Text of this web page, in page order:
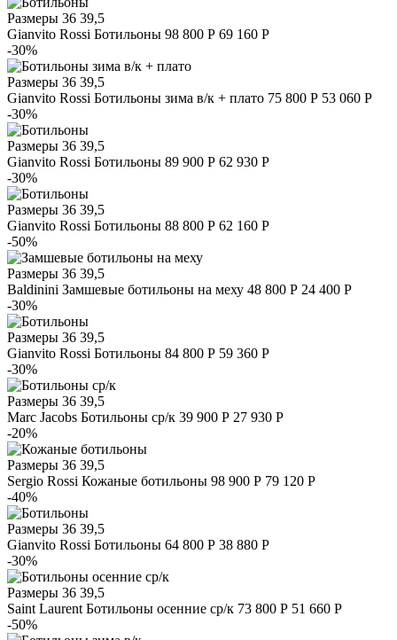
Размеры 36 39,5
Gianvito Rossi Ботильоны 98 800 Р 69 160 Р
-30%
Размеры 36 39,5
Gianvito Rossi Ботильоны зима в/к + плато 75 800 Р 53 060 Р
-30%
Размеры 36 39,5
Gianvito Rossi Ботильоны 89 900 Р 62 930 Р
-30%
Размеры 36 39,5
Gianvito Rossi Ботильоны 88 800 Р 62 160 Р
-50%
Размеры 36 39,5
Baldinini Замшевые ботильоны на меху 48 800 Р 24 400 Р
-30%
Размеры 36 39,5
Gianvito Rossi Ботильоны 84 800 Р 59 360 Р
-30%
Размеры 36 39,5
Marc Jacobs Ботильоны ср/к 39 900 Р 27 930 Р
-20%
Размеры 36 39,5
Sergio Rossi Кожаные ботильоны 98 900 Р 79 120 Р
-40%
Размеры 36 39,5
Gianvito Rossi Ботильоны 64 800 Р 38 880 Р
-30%
Размеры 36 39,5
Saint Laurent Ботильоны осенние ср/к 73 800 Р 51 660 Р
-50%